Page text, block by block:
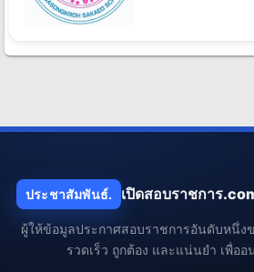
ประชาสัมพันธ์. เปิดสอบราชการ
ผู้ให้ข้อมูลประกาศสอบราชการอันดับหนึ่ง
รวดเร็ว ถูกต้อง และแน่นยำ เพื่อ